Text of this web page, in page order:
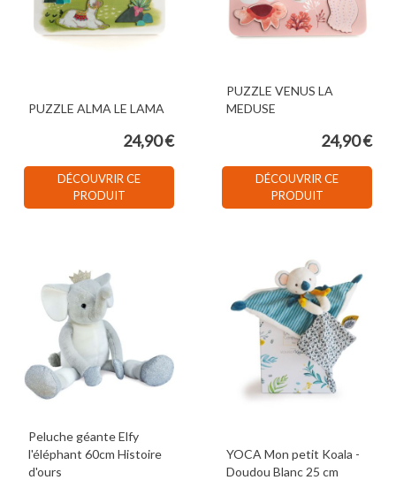
PUZZLE ALMA LE LAMA
24,90 €
DÉCOUVRIR CE
PRODUIT
PUZZLE VENUS LA
MEDUSE
24,90 €
DÉCOUVRIR CE
PRODUIT
Peluche géante Elfy
l'éléphant 60cm Histoire
d'ours
YOCA Mon petit Koala -
Doudou Blanc 25 cm